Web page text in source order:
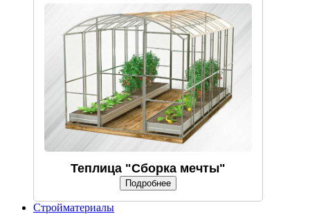
Теплица "Сборка мечты"
Подробнее
Стройматериалы